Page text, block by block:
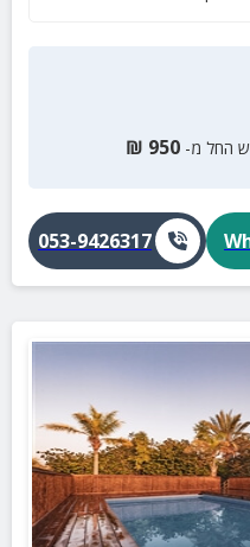
החל מ- 950
₪
053-9426317